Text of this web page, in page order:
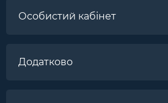
Особистий кабінет
Додатково